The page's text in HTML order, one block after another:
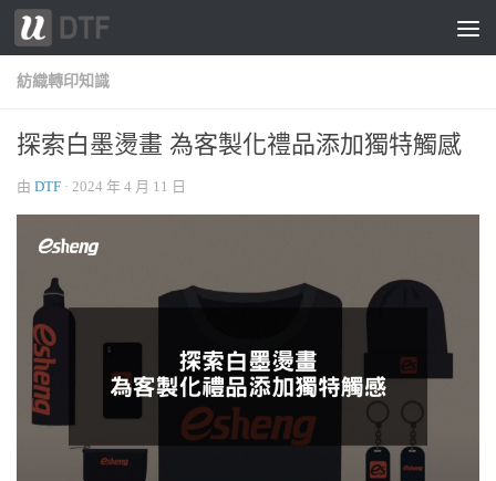
跳轉至內容
紡織轉印知識
探索白墨燙畫 為客製化禮品添加獨特觸感
由 DTF · 2024 年 4 月 11 日